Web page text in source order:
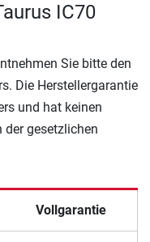
IC70
Sie bitte den
Die Herstellergarantie
und hat keinen
der gesetzlichen
Vollgarantie